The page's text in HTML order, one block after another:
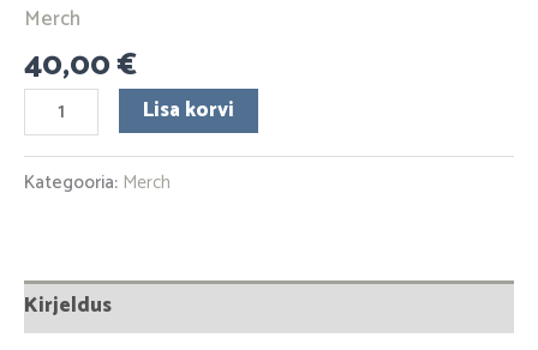
Merch
40,00€
Lisa korvi
Kategooria: Merch
Kirjeldus